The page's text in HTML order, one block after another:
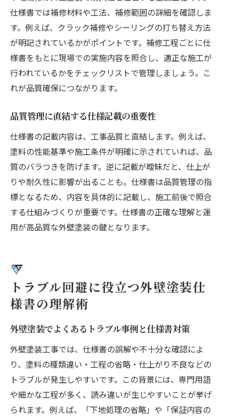
仕様書では補修材料や工法、補修範囲の詳細を確認しま
す。例えば、クラック補修やシーリングの打ち替え方法
が明記されているかがポイントです。補修工程ごとに仕
様書をもとに現場での実施内容を照合し、適正な施工が
行われているかをチェックリストで管理しましょう。こ
れが品質確保につながります。
品質管理に直結する仕様記載の重要性
仕様書の記載内容は、工事品質と直結します。例えば、
塗料の性能基準や施工条件が明確に示されていれば、品
質のバラつきを防げます。逆に記載が曖昧だと、仕上が
りや耐久性に影響が出ることも。仕様書は品質管理の指
標となるため、内容を具体的に記載し、施工前後で照合
する仕組みづくりが重要です。仕様書の正確な理解と運
用が高品質な外壁塗装の鍵となります。
トラブル回避に役立つ外壁塗装仕
様書の理解術
外壁塗装でよくあるトラブル事例と仕様書対策
外壁塗装工事では、仕様書の誤解や不十分な確認によ
り、塗料の種類違い・工程の省略・仕上がり不良などの
トラブルが発生しやすいです。この背景には、専門用語
や細かな工程が多く、読み違いが生じやすいことが挙げ
られます。例えば、「下地処理の省略」や「保証内容の